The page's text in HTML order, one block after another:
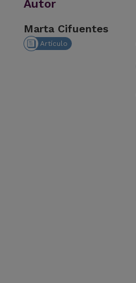
Artículo
Autor
Marta Cifuentes